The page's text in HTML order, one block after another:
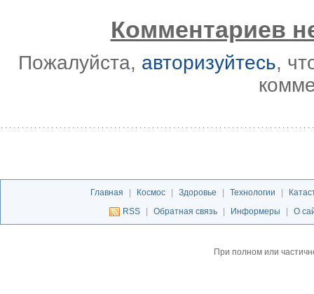
Комментариев
Пожалуйста, авторизуйтесь,
Главная Космос Здоровье Технологии
RSS
Обратная связь Информеры О
При полном или